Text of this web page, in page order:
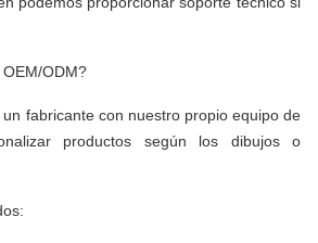
ODM?
un fabricante con nuestro propio equipo de
productos según los dibujos o